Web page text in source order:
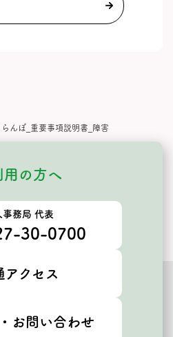
らんぼ_重要事項説明書_障害
用の方へ
事務局 代表
30-0700
アクセス
お問い合わせ